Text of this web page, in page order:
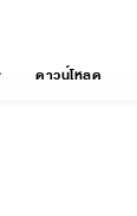
ดาวน์โหลด